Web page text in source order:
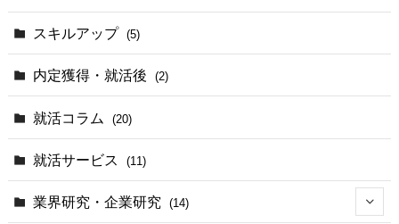
スキルアップ (5)
内定獲得・就活後 (2)
就活コラム (20)
就活サービス (11)
業界研究・企業研究 (14)